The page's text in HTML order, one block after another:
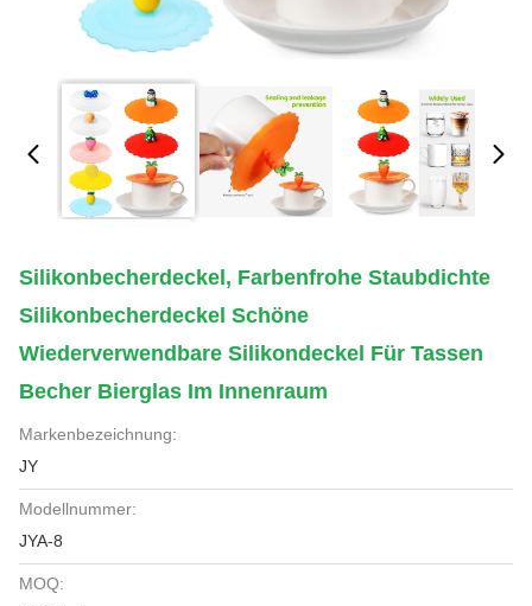
Silikonbecherdeckel, Farbenfrohe Staubdichte
Silikonbecherdeckel Schöne
Wiederverwendbare Silikondeckel Für Tassen
Becher Bierglas Im Innenraum
Markenbezeichnung:
JY
Modellnummer:
JYA-8
MOQ: